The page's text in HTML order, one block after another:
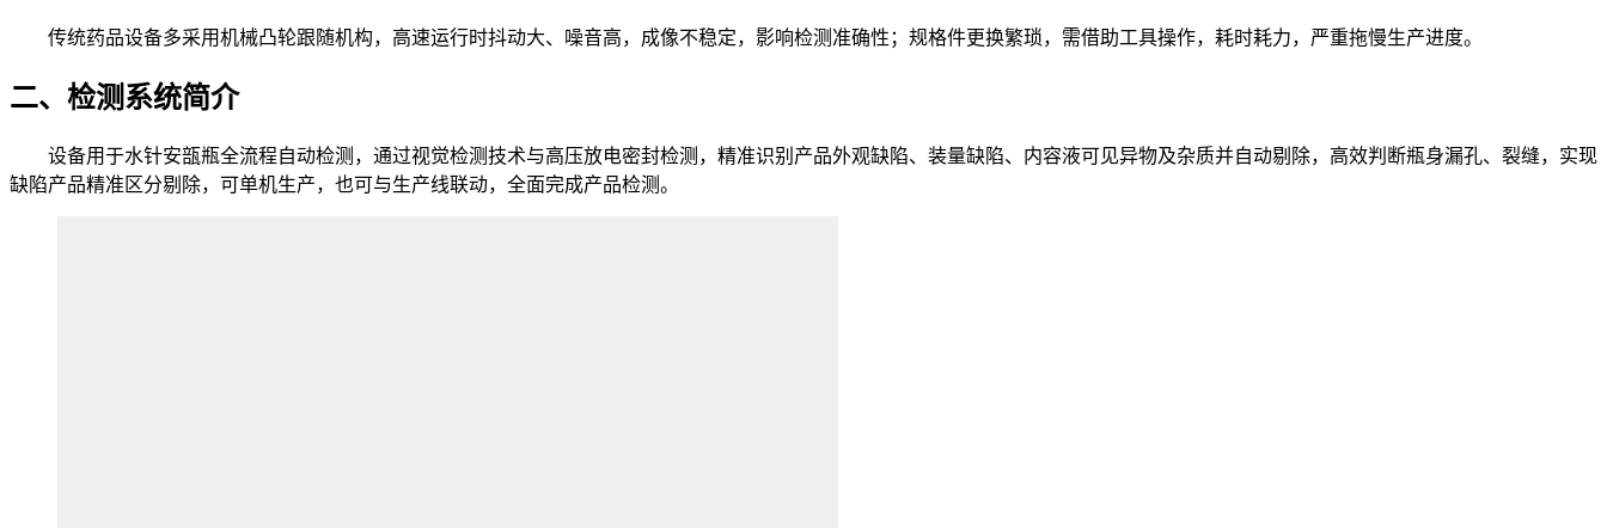
传统药品设备多采用机械凸轮跟随机构，高速运行时抖动大、噪音高，成像不稳定，影响检测准确性；规格件更换繁琐，需借助工具操作，耗时耗力，严重拖慢生产进度。
二、检测系统简介
设备用于水针安瓿瓶全流程自动检测，通过视觉检测技术与高压放电密封检测，精准识别产品外观缺陷、装量缺陷、内容液可见异物及杂质并自动剔除，高效判断瓶身漏孔、裂缝，实现
缺陷产品精准区分剔除，可单机生产，也可与生产线联动，全面完成产品检测。